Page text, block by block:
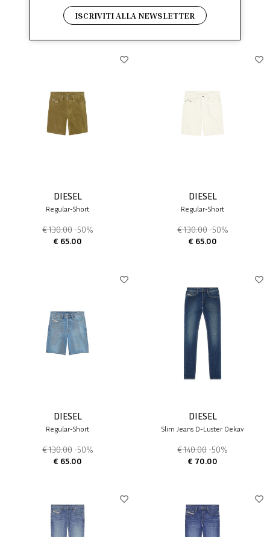
€ 85.00-49.4%
€ 43.00
€ 125.00-49.6%
€ 63.00
DIESEL
Regular-Short
€ 130.00 -50%
€ 65.00
DIESEL
Regular-Short
€ 130.00 -50%
€ 65.00
DIESEL
Regular-Short
€ 130.00 -50%
€ 65.00
DIESEL
Slim Jeans D-Luster 0ekav
€ 140.00 -50%
€ 70.00
ISCRIVITI ALLA NEWSLETTER